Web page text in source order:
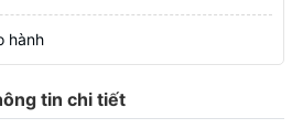
hành
tin chi tiết